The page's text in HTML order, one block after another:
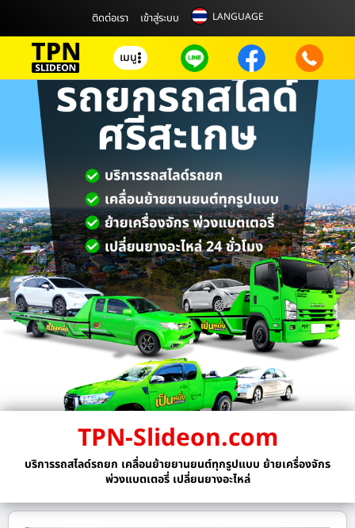
ติดต่อเรา เข้าสู่ระบบ LANGUAGE
เมนู
TPN-Slideon.com
บริการรถสไลด์รถยก เคลื่อนย้ายยานยนต์ทุกรูปแบบ ย้ายเครื่องจักร
พ่วงแบตเตอรี่ เปลี่ยนยางอะไหล่